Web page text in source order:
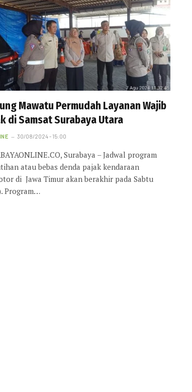
Mawatu Permudah Layanan Wajib
di Samsat Surabaya Utara
30/08/2024 - 15:00
Surabaya – Jadwal program
atau bebas denda pajak kendaraan
di Jawa Timur akan berakhir pada Sabtu
Program…